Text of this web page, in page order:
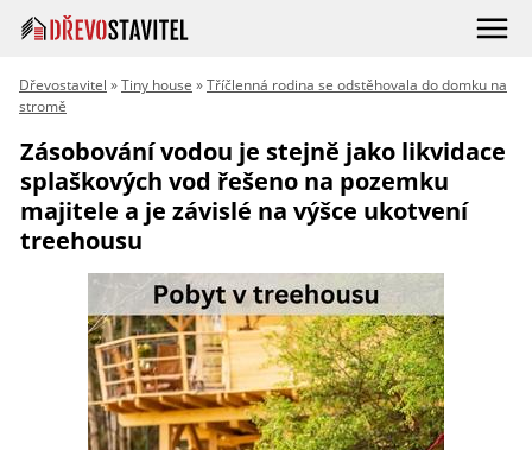
Dřevostavitel »Tiny house »Tříčlenná rodina se odstěhovala do domku na
stromě
Zásobování vodou je stejně jako likvidace
splaškových vod řešeno na pozemku
majitele a je závislé na výšce ukotvení
treehousu